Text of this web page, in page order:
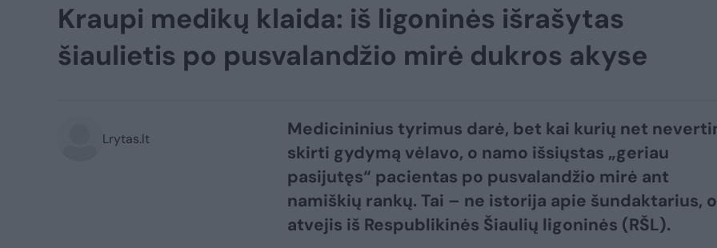
Kraupi medikų klaida: iš ligoninės išrašytas
šiaulietis po pusvalandžio mirė dukros akyse
Lrytas.lt
Medicininius tyrimus darė, bet kai kurių net
skirti gydymą vėlavo, o namo išsiųstas „geriau
pasijutęs“ pacientas po pusvalandžio mirė ant
namiškių rankų. Tai – ne istorija apie šundaktarius, o
atvejis iš Respublikinės Šiaulių ligoninės (RŠL).